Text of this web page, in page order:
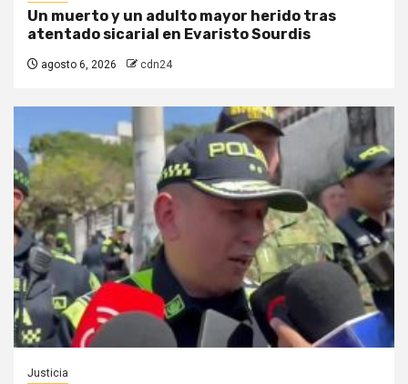
Un muerto y un adulto mayor herido tras
atentado sicarial en Evaristo Sourdis
agosto 6, 2026 cdn24
Justicia